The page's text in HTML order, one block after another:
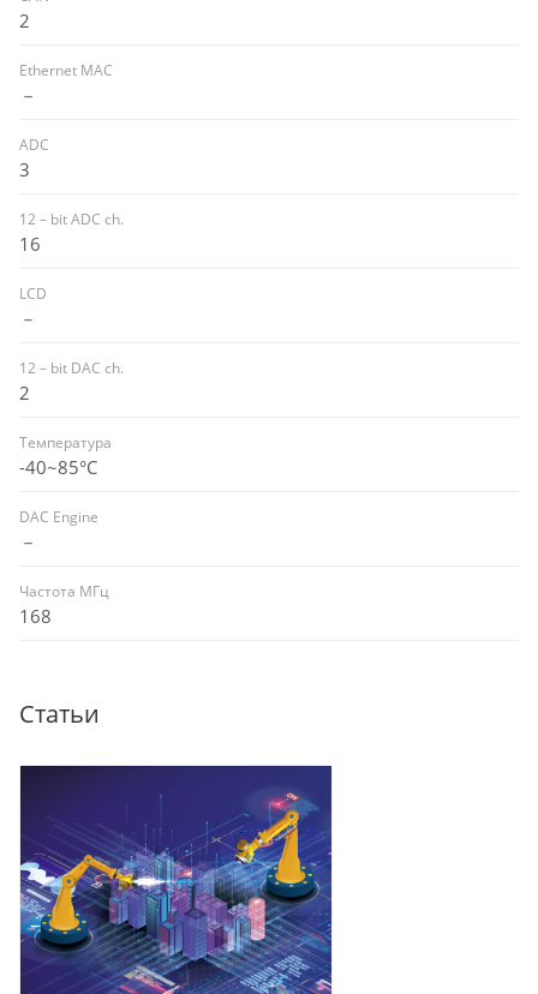
2
Ethernet MAC
－
ADC
3
12－bit ADC ch.
16
LCD
－
12－bit DAC ch.
2
Температура
-40~85°C
DAC Engine
－
Частота МГц
168
Статьи